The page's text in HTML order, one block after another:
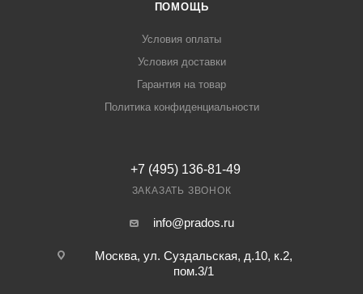
ПОМОЩЬ
Условия оплаты
Условия доставки
Гарантия на товар
Политика конфиденциальности
+7 (495) 136-81-49
ЗАКАЗАТЬ ЗВОНОК
info@prados.ru
Москва, ул. Суздальская, д.10, к.2,
пом.3/1